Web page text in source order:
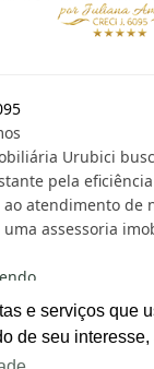
e serviços que
de seu
Urubici
pela
ao atendimento de
uma assessoria